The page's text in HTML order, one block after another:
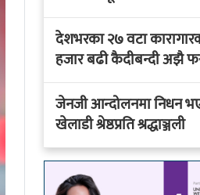
देशभरका २७ वटा
हजार बढी कैदीबन्दी अझै
जेनजी आन्दोलनमा निधन
खेलाडी श्रेष्ठप्रति श्रद्धाञ्जली